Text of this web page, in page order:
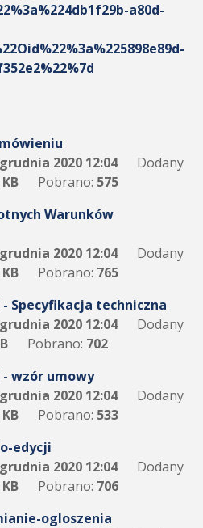
a80d-
2020 12:04
Dodany
Pobrano: 575
Warunków
2020 12:04
Dodany
Pobrano: 765
- Specyfikacja techniczna
2020 12:04
Dodany
Pobrano: 702
- wzór umowy
2020 12:04
Dodany
Pobrano: 533
edycji
2020 12:04
Dodany
Pobrano: 706
ogloszenia